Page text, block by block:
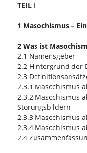
TEIL I
1 Masochismus –
2 Was ist
2.1 Namensgeber
2.2 Hintergrund der
2.3
2.3.1 Masochismus
2.3.2 Masochismus
Störungsbildern
2.3.3 Masochismus
2.3.4 Masochismus
2.4